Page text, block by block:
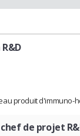
produit d'immuno-
de projet